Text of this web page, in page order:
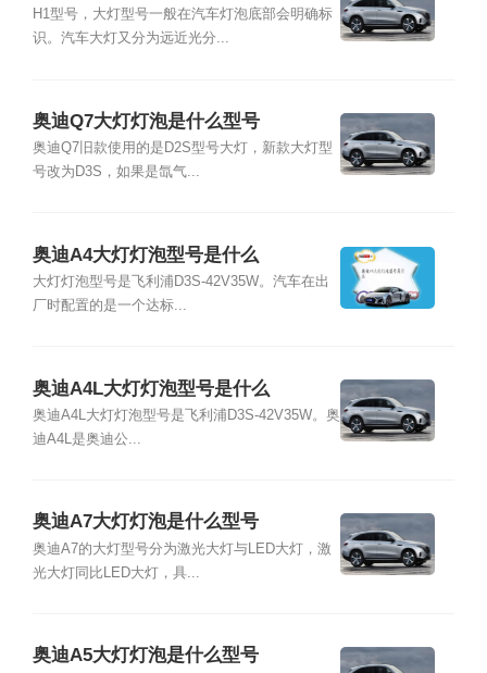
H1型号，大灯型号一般在汽车灯泡底部会明确标
识。汽车大灯又分为远近光分...
奥迪Q7大灯灯泡是什么型号
奥迪Q7旧款使用的是D2S型号大灯，新款大灯型
号改为D3S，如果是氙气...
奥迪A4大灯灯泡型号是什么
大灯灯泡型号是飞利浦D3S-42V35W。汽车在出
厂时配置的是一个达标...
奥迪A4L大灯灯泡型号是什么
奥迪A4L大灯灯泡型号是飞利浦D3S-42V35W。奥
迪A4L是奥迪公...
奥迪A7大灯灯泡是什么型号
奥迪A7的大灯型号分为激光大灯与LED大灯，激
光大灯同比LED大灯，具...
奥迪A5大灯灯泡是什么型号